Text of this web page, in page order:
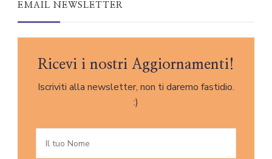
EMAIL NEWSLETTER
Ricevi i nostri Aggiornamenti!
Iscriviti alla newsletter, non ti daremo fastidio.
:)